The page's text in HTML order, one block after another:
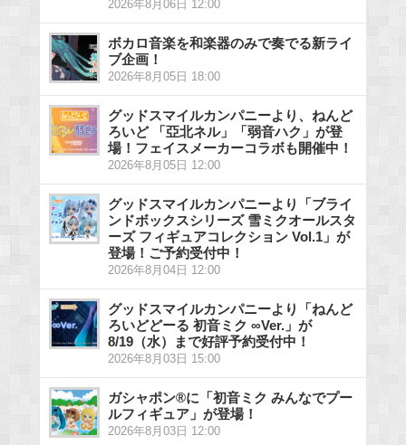
2026年8月06日 12:00
ボカロ音楽を和楽器のみで奏でる新ライ
ブ企画！
2026年8月05日 18:00
グッドスマイルカンパニーより、ねんど
ろいど 「亞北ネル」「弱音ハク」が登
場！フェイスメーカーコラボも開催中！
2026年8月05日 12:00
グッドスマイルカンパニーより「ブライ
ンドボックスシリーズ 雪ミクオールスタ
ーズ フィギュアコレクション Vol.1」が
登場！ご予約受付中！
2026年8月04日 12:00
グッドスマイルカンパニーより「ねんど
ろいどどーる 初音ミク ∞Ver.」が
8/19（水）まで好評予約受付中！
2026年8月03日 15:00
ガシャポン®に「初音ミク みんなでプー
ルフィギュア」が登場！
2026年8月03日 12:00